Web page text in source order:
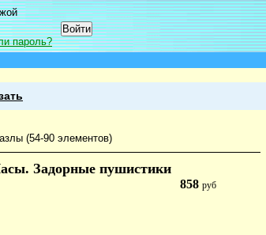
пароль?
(54-90 элементов)
Задорные пушистики
858руб